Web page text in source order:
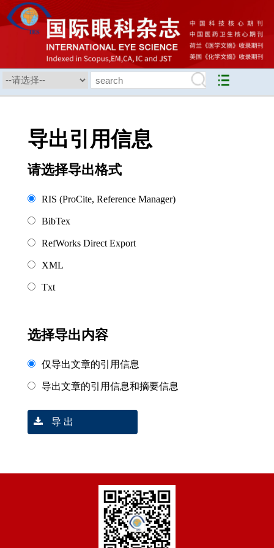
导出引用信息
请选择导出格式
RIS (ProCite, Reference Manager)
BibTex
RefWorks Direct Export
XML
Txt
选择导出内容
仅导出文章的引用信息
导出文章的引用信息和摘要信息
导 出